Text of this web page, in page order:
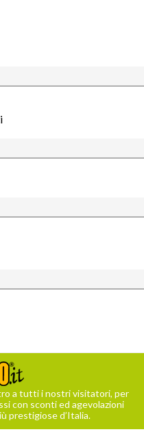
a tutti i nostri visitatori, per
con sconti ed agevolazioni
prestigiose d’Italia.